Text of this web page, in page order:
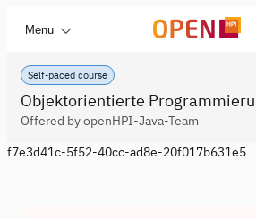
Menu
Self-paced course
Objektorientierte
Offered by openHPI-Java-Team
f7e3d41c-5f52-40cc-ad8e-20f017b631e5